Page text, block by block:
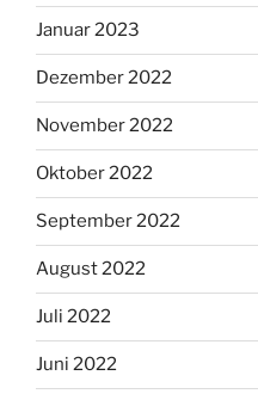
Januar 2023
Dezember 2022
November 2022
Oktober 2022
September 2022
August 2022
Juli 2022
Juni 2022